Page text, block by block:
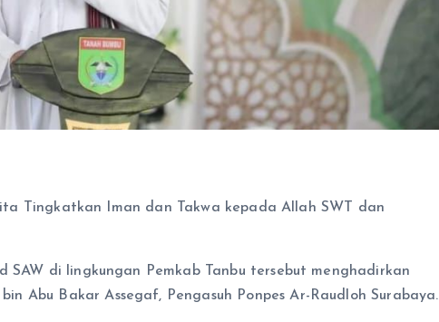
Tingkatkan Iman dan Takwa kepada Allah SWT dan
di lingkungan Pemkab Tanbu tersebut menghadirkan
Abu Bakar Assegaf, Pengasuh Ponpes Ar-Raudloh Surabaya.